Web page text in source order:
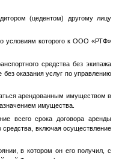
(цедентом) другому лицу
условиям которого к ООО «РТФ»
средства без экипажа
без оказания услуг по управлению
арендованным имуществом в
имущества.
всего срока договора аренды
средства, включая осуществление
в котором он его получил, с